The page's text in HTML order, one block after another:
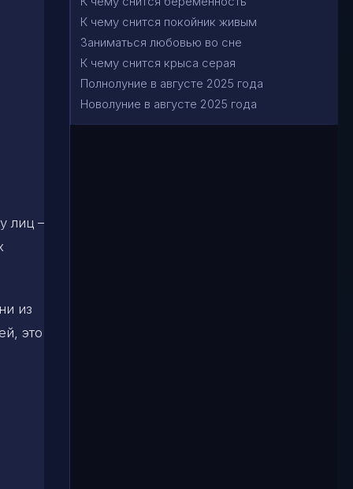
лиц –
из
это
К чему снится покойник живым
Заниматься любовью во сне
К чему снится крыса серая
Полнолуние в августе 2025 года
Новолуние в августе 2025 года